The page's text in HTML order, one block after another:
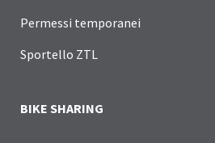
Permessi temporanei
Sportello ZTL
BIKE SHARING